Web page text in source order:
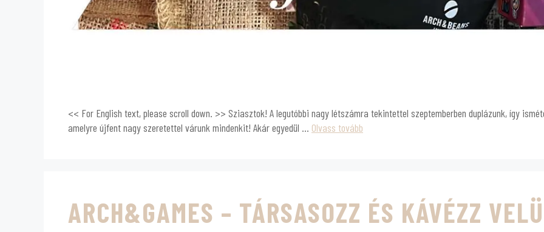
<< For English text, please scroll down. >> Sziasztok! A legutóbbi nagy létszámra tekintettel szeptemberben duplázunk, így
amelyre újfent nagy szeretettel várunk mindenkit! Akár egyedül … Olvass tovább
ARCH&GAMES – TÁRSASOZZ ÉS KÁVÉZZ